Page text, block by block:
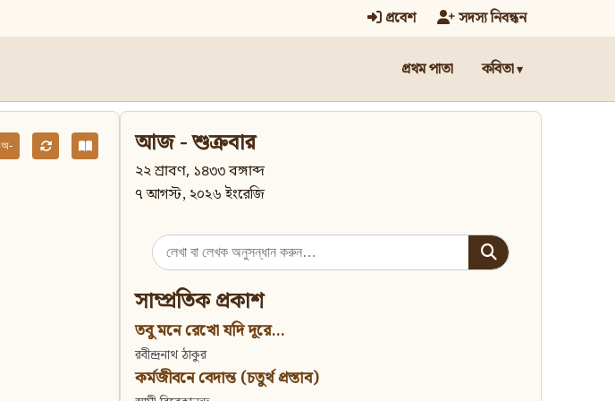
প্রবেশ সদস্য নিবন্ধন
প্রথম পাতা কবিতা
অ- আজ - শুক্রবার
২২ শ্রাবণ, ১৪৩৩ বঙ্গাব্দ
৭ আগস্ট, ২০২৬ ইংরেজি
Search
for:
সাম্প্রতিক প্রকাশ
তবু মনে রেখো যদি দূরে...
রবীন্দ্রনাথ ঠাকুর
কর্মজীবনে বেদান্ত (চতুর্থ প্রস্তাব)